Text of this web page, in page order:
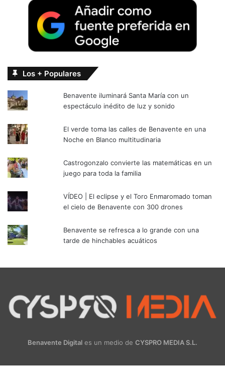
Los + Populares
Benavente iluminará Santa María con un
espectáculo inédito de luz y sonido
El verde toma las calles de Benavente en una
Noche en Blanco multitudinaria
Castrogonzalo convierte las matemáticas en un
juego para toda la familia
VÍDEO | El eclipse y el Toro Enmaromado toman
el cielo de Benavente con 300 drones
Benavente se refresca a lo grande con una
tarde de hinchables acuáticos
Benavente Digital es un medio de CYSPRO MEDIA S.L.